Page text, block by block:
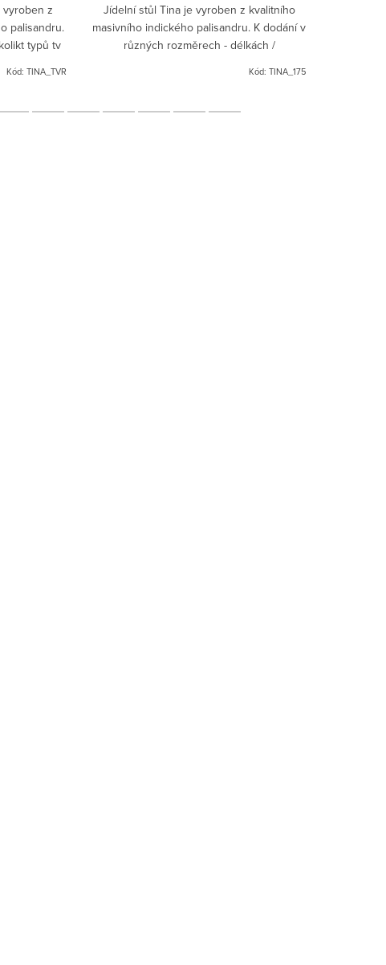
z
palisandru.
typů tv
Kód: TINA_TVR
Jídelní stůl Tina je vyroben z kvalitního
masivního indického palisandru. K dodání v
různých rozměrech - délkách /
Kód: TINA_175